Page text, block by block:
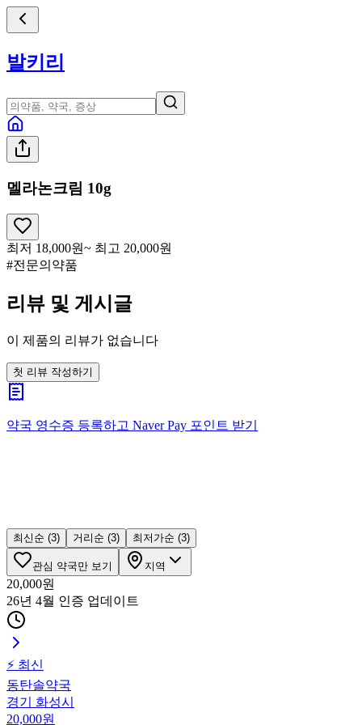
발키리
멜라논크림 10g
최저 18,000원~ 최고 20,000원
#전문의약품
리뷰 및 게시글
이 제품의 리뷰가 없습니다
첫 리뷰 작성하기
약국 영수증 등록하고 Naver Pay 포인트 받기
최신순 (3) 거리순 (3) 최저가순 (3)
관심 약국만 보기 지역
20,000원
26년 4월 인증 업데이트
⚡ 최신
동탄솔약국
경기 화성시
20,000원